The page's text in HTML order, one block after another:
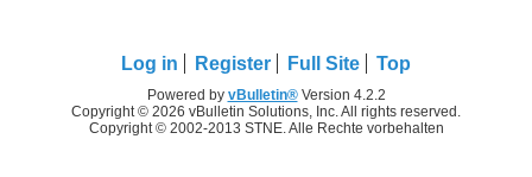
Log in Register Full Site Top
Powered by vBulletin®Version 4.2.2
Copyright © 2026 vBulletin Solutions, Inc. All rights reserved.
Copyright © 2002-2013 STNE. Alle Rechte vorbehalten